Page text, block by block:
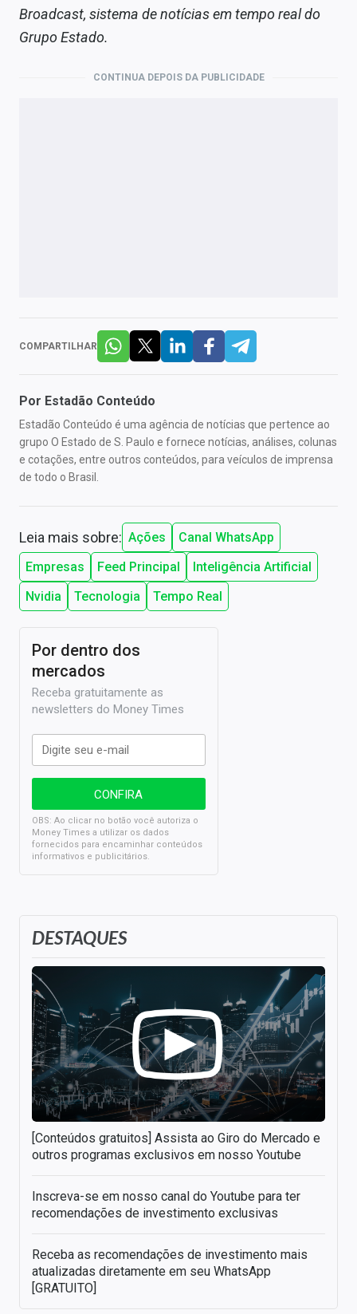
Broadcast, sistema de notícias em tempo real do
Grupo Estado.
CONTINUA DEPOIS DA PUBLICIDADE
COMPARTILHAR
Por Estadão Conteúdo
Estadão Conteúdo é uma agência de notícias que pertence ao
grupo O Estado de S. Paulo e fornece notícias, análises, colunas
e cotações, entre outros conteúdos, para veículos de imprensa
de todo o Brasil.
Leia mais sobre: Ações
Canal WhatsApp
Empresas
Feed Principal
Inteligência Artificial
Nvidia
Tecnologia Tempo Real
DESTAQUES
[Conteúdos gratuitos] Assista ao Giro do Mercado e
outros programas exclusivos em nosso Youtube
Inscreva-se em nosso canal do Youtube para ter
recomendações de investimento exclusivas
Receba as recomendações de investimento mais
atualizadas diretamente em seu WhatsApp
[GRATUITO]
Por dentro dos
mercados
Receba gratuitamente as
newsletters do Money Times
OBS: Ao clicar no botão você autoriza o
Money Times a utilizar os dados
fornecidos para encaminhar conteúdos
informativos e publicitários.